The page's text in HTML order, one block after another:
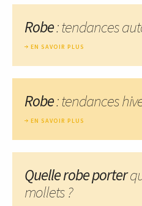
Robe: tendances
EN SAVOIR PLUS
Robe: tendances
EN SAVOIR PLUS
Quelle robe porter
mollets ?